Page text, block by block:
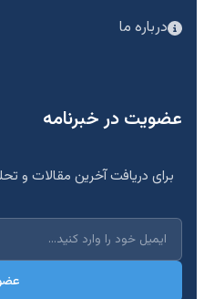
درباره ما
عضویت در خبرنامه
برای دریافت آخرین مقالات و